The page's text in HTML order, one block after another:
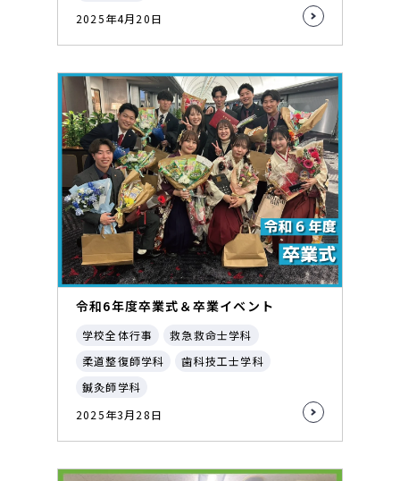
2025年4月20日
令和6年度卒業式＆卒業イベント
学校全体行事
救急救命士学科
柔道整復師学科
歯科技工士学科
鍼灸師学科
2025年3月28日